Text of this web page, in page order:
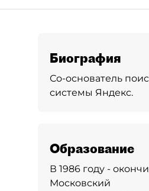
Биография
Со-основатель
системы Яндекс.
Образование
В 1986 году -
Московский